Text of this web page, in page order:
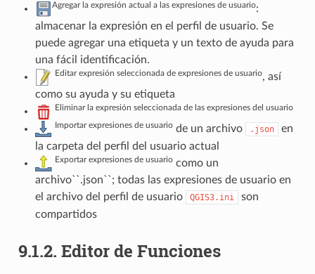
Agregar la expresión actual a las expresiones de usuario:
almacenar la expresión en el perfil de usuario. Se
puede agregar una etiqueta y un texto de ayuda para
una fácil identificación.
Editar expresión seleccionada de expresiones de usuario, así
como su ayuda y su etiqueta
Eliminar la expresión seleccionada de las expresiones del usuario
Importar expresiones de usuariode un archivo .json
en
la carpeta del perfil del usuario actual
Exportar expresiones de usuariocomo un
archivo``.json``; todas las expresiones de usuario en
el archivo del perfil de usuario
QGIS3.ini
son
compartidos
9.1.2. Editor de Funciones